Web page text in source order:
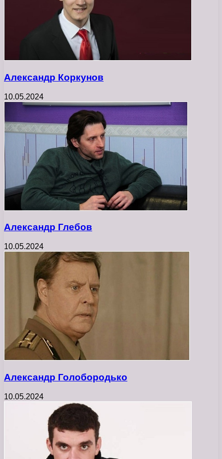
Александр Коркунов
10.05.2024
Александр Глебов
10.05.2024
Александр Голобородько
10.05.2024